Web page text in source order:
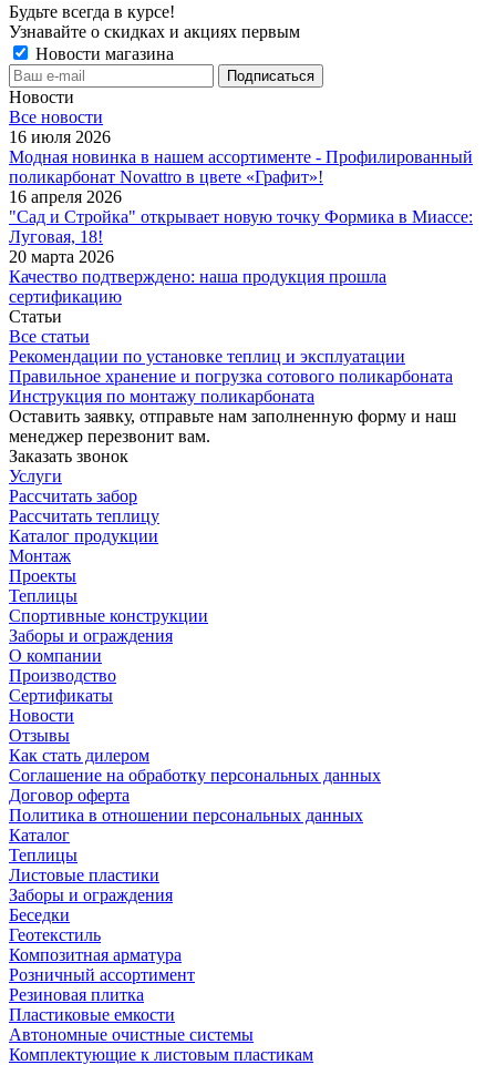
Будьте всегда в курсе!
Узнавайте о скидках и акциях первым
Новости магазина
Новости
Все новости
16 июля 2026
Модная новинка в нашем ассортименте - Профилированный
поликарбонат Novattro в цвете «Графит»!
16 апреля 2026
"Сад и Стройка" открывает новую точку Формика в Миассе:
Луговая, 18!
20 марта 2026
Качество подтверждено: наша продукция прошла
сертификацию
Статьи
Все статьи
Рекомендации по установке теплиц и эксплуатации
Правильное хранение и погрузка сотового поликарбоната
Инструкция по монтажу поликарбоната
Оставить заявку, отправьте нам заполненную форму и наш
менеджер перезвонит вам.
Заказать звонок
Услуги
Рассчитать забор
Рассчитать теплицу
Каталог продукции
Монтаж
Проекты
Теплицы
Спортивные конструкции
Заборы и ограждения
О компании
Производство
Сертификаты
Новости
Отзывы
Как стать дилером
Соглашение на обработку персональных данных
Договор оферта
Политика в отношении персональных данных
Каталог
Теплицы
Листовые пластики
Заборы и ограждения
Беседки
Геотекстиль
Композитная арматура
Розничный ассортимент
Резиновая плитка
Пластиковые емкости
Автономные очистные системы
Комплектующие к листовым пластикам